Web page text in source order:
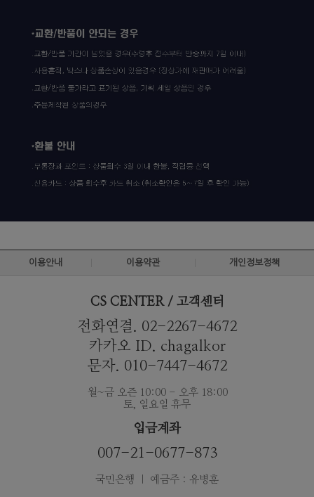
이용안내 이용약관 개인정보정책
CS CENTER / 고객센터
전화연결. 02-2267-4672
카카오 ID. chagalkor
문자. 010-7447-4672
월~금 오즌 10:00 - 오후 18:00
토, 일요일 휴무
입금계좌
007-21-0677-873
국민은행 ｜ 예금주 : 유병훈